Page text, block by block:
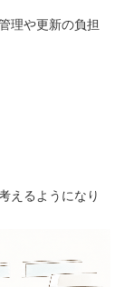
理や更新の負担
えるようになり